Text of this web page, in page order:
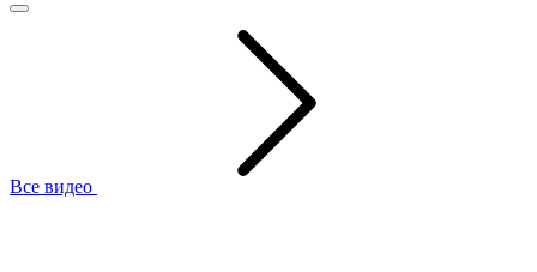
Все видео